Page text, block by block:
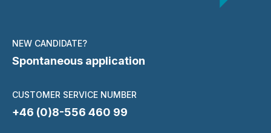
NEW CANDIDATE?
Spontaneous application
CUSTOMER SERVICE NUMBER
+46 (0)8-556 460 99